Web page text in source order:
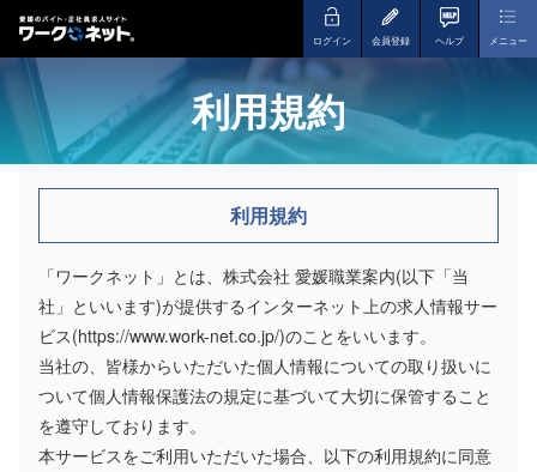
ログイン 会員登録 ヘルプ メニュー
利用規約
利用規約
「ワークネット」とは、株式会社 愛媛職業案内(以下「当
社」といいます)が提供するインターネット上の求人情報サー
ビス(https://www.work-net.co.jp/)のことをいいます。
当社の、皆様からいただいた個人情報についての取り扱いに
ついて個人情報保護法の規定に基づいて大切に保管すること
を遵守しております。
本サービスをご利用いただいた場合、以下の利用規約に同意